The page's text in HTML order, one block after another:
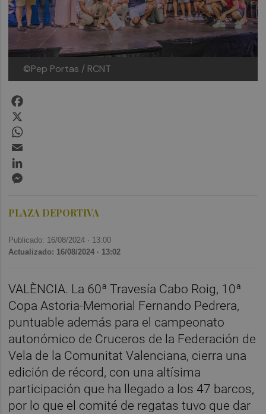
©Pep Portas / RCNT
PLAZA DEPORTIVA
Publicado: 16/08/2024 · 13:00
Actualizado: 16/08/2024 · 13:02
VALÈNCIA. La 60ª Travesía Cabo Roig, 10ª
Copa Astoria-Memorial Fernando Pedrera,
puntuable además para el campeonato
autonómico de Cruceros de la Federación de
Vela de la Comunitat Valenciana, cierra una
edición de récord, con una altísima
participación que ha llegado a los 47 barcos,
por lo que el comité de regatas tuvo que dar